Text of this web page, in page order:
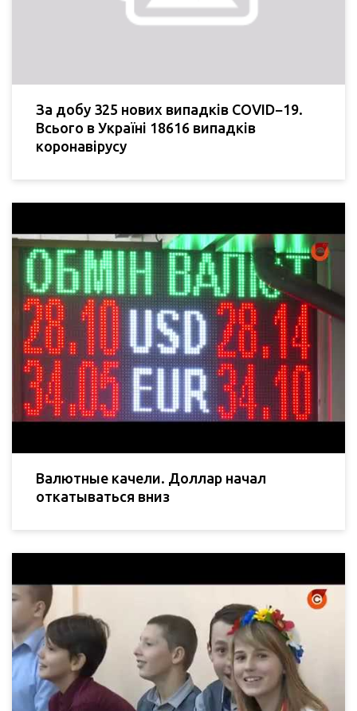
За добу 325 нових випадків COVID−19.
Всього в Україні 18616 випадків
коронавірусу
Валютные качели. Доллар начал
откатываться вниз